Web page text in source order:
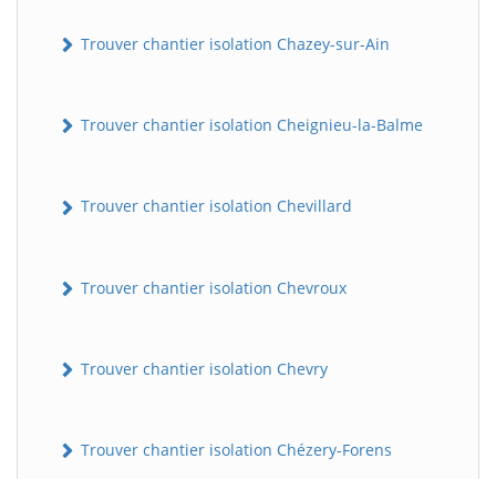
Trouver chantier isolation Chazey-sur-Ain
Trouver chantier isolation Cheignieu-la-Balme
Trouver chantier isolation Chevillard
Trouver chantier isolation Chevroux
Trouver chantier isolation Chevry
Trouver chantier isolation Chézery-Forens